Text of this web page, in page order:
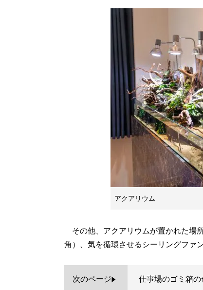
アクアリウム
その他、アクアリウムが置かれた場
角）、気を循環させるシーリングファ
次のページ 仕事場のゴミ箱